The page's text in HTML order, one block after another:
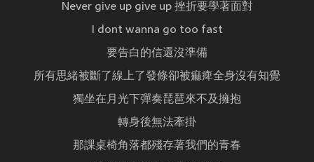
Never give up give up 挫折要學著面對
I dont wanna go too fast
要告白的信還沒準備
所有思緒被斷了線上了發條卻被痲痺全身沒有知覺
獨坐在月光下彈奏琵琶來不及擁抱
轉身後無法牽掛
那課桌椅角落都殘存著我們的青春